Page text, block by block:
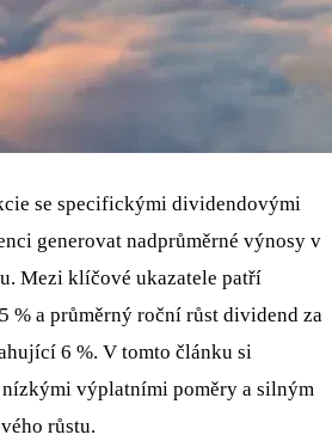
se specifickými dividendovými
generovat nadprůměrné výnosy v
Mezi klíčové ukazatele patří
% a průměrný roční růst dividend za
6 %. V tomto článku si
výplatními poměry a silným
růstu.